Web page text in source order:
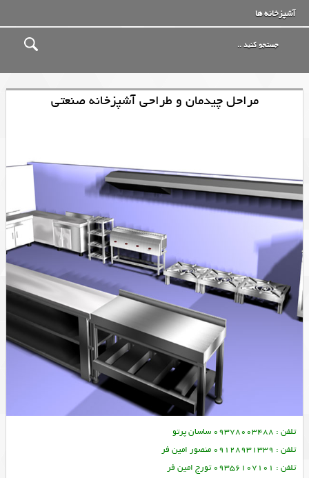
آشپزخانه ها
مراحل چیدمان و طراحی آشپزخانه صنعتی
تلفن : 09378003488 ساسان پرتو
تلفن : 09128931339 منصور امین فر
تلفن : 09356107101 تورج امین فر